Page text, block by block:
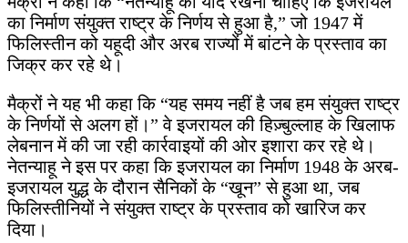
का निर्माण संयुक्त राष्ट्र के निर्णय से हुआ है,” जो 1947 में
फिलिस्तीन को यहूदी और अरब राज्यों में बांटने के प्रस्ताव का
जिक्र कर रहे थे।
मैक्रों ने यह भी कहा कि “यह समय नहीं है जब हम संयुक्त राष्ट्र
के निर्णयों से अलग हों।” वे इजरायल की हिज़्बुल्लाह के खिलाफ
लेबनान में की जा रही कार्रवाइयों की ओर इशारा कर रहे थे।
नेतन्याहू ने इस पर कहा कि इजरायल का निर्माण 1948 के अरब-
इजरायल युद्ध के दौरान सैनिकों के “खून” से हुआ था, जब
फिलिस्तीनियों ने संयुक्त राष्ट्र के प्रस्ताव को खारिज कर
दिया।